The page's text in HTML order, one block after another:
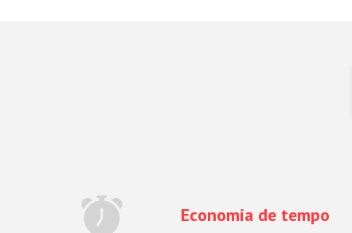
Economia de tempo